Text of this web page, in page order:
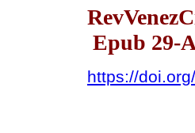
Epub 29-
https://